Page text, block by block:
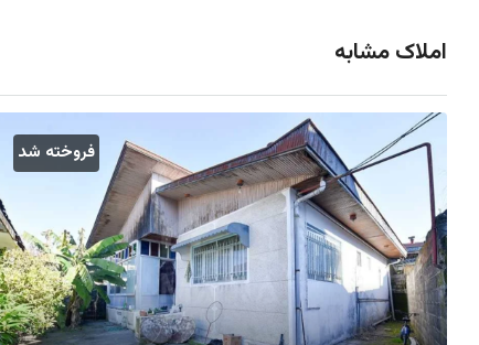
املاک مشابه
فروخته شد